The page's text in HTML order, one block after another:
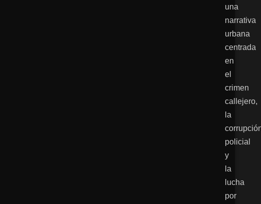
una
narrativa
urbana
centrada
en
el
crimen
callejero,
la
policial
y
la
lucha
por